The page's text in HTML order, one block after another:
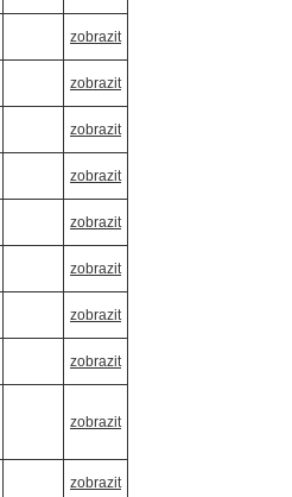
zobrazit
zobrazit
zobrazit
zobrazit
zobrazit
zobrazit
zobrazit
zobrazit
zobrazit
zobrazit